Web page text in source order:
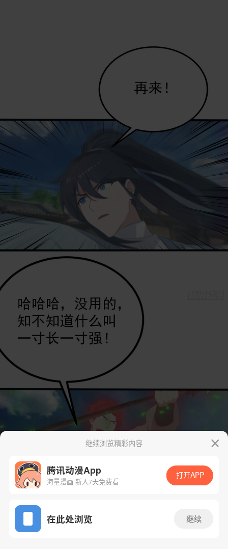
App免费看
继续浏览精彩内容
腾讯动漫App
海量漫画 新人7天免费看
打开APP
在此处浏览 继续